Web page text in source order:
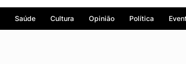
Saúde Cultura Opinião Política